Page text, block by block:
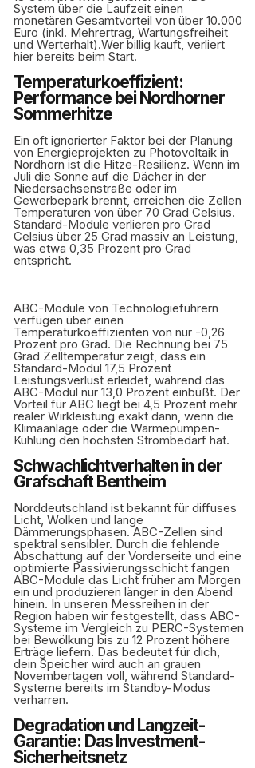
System über die Laufzeit einen
monetären Gesamtvorteil von über 10.000
Euro (inkl. Mehrertrag, Wartungsfreiheit
und Werterhalt).Wer billig kauft, verliert
hier bereits beim Start.
Temperaturkoeffizient:
Performance bei Nordhorner
Sommerhitze
Ein oft ignorierter Faktor bei der Planung
von Energieprojekten zu Photovoltaik in
Nordhorn ist die Hitze-Resilienz. Wenn im
Juli die Sonne auf die Dächer in der
Niedersachsenstraße oder im
Gewerbepark brennt, erreichen die Zellen
Temperaturen von über 70 Grad Celsius.
Standard-Module verlieren pro Grad
Celsius über 25 Grad massiv an Leistung,
was etwa 0,35 Prozent pro Grad
entspricht.
ABC-Module von Technologieführern
verfügen über einen
Temperaturkoeffizienten von nur -0,26
Prozent pro Grad. Die Rechnung bei 75
Grad Zelltemperatur zeigt, dass ein
Standard-Modul 17,5 Prozent
Leistungsverlust erleidet, während das
ABC-Modul nur 13,0 Prozent einbüßt. Der
Vorteil für ABC liegt bei 4,5 Prozent mehr
realer Wirkleistung exakt dann, wenn die
Klimaanlage oder die Wärmepumpen-
Kühlung den höchsten Strombedarf hat.
Schwachlichtverhalten in der
Grafschaft Bentheim
Norddeutschland ist bekannt für diffuses
Licht, Wolken und lange
Dämmerungsphasen. ABC-Zellen sind
spektral sensibler. Durch die fehlende
Abschattung auf der Vorderseite und eine
optimierte Passivierungsschicht fangen
ABC-Module das Licht früher am Morgen
ein und produzieren länger in den Abend
hinein. In unseren Messreihen in der
Region haben wir festgestellt, dass ABC-
Systeme im Vergleich zu PERC-Systemen
bei Bewölkung bis zu 12 Prozent höhere
Erträge liefern. Das bedeutet für dich,
dein Speicher wird auch an grauen
Novembertagen voll, während Standard-
Systeme bereits im Standby-Modus
verharren.
Degradation und Langzeit-
Garantie: Das Investment-
Sicherheitsnetz